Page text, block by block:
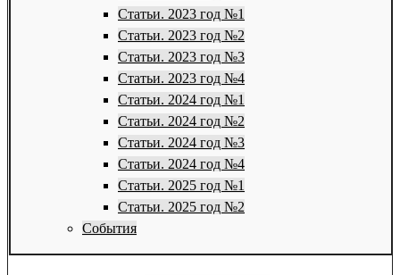
Статьи. 2023 год №1
Статьи. 2023 год №2
Статьи. 2023 год №3
Статьи. 2023 год №4
Статьи. 2024 год №1
Статьи. 2024 год №2
Статьи. 2024 год №3
Статьи. 2024 год №4
Статьи. 2025 год №1
Статьи. 2025 год №2
События